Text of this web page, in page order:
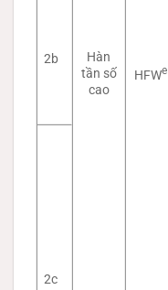
Hàn
tần số
cao
HFWe
2b
2c